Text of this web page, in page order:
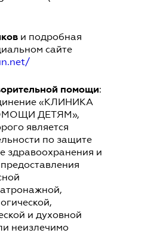
и подробная
сайте
помощи:
«КЛИНИКА
ДЕТЯМ»,
является
по защите
здравоохранения и
и духовной
неизлечимо